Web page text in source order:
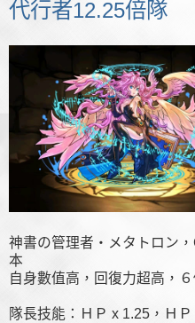
代行者12.25倍隊
神書の管理者・メタトロン
本
自身數值高，回復力超高，
隊長技能：ＨＰ x 1.25，Ｈ